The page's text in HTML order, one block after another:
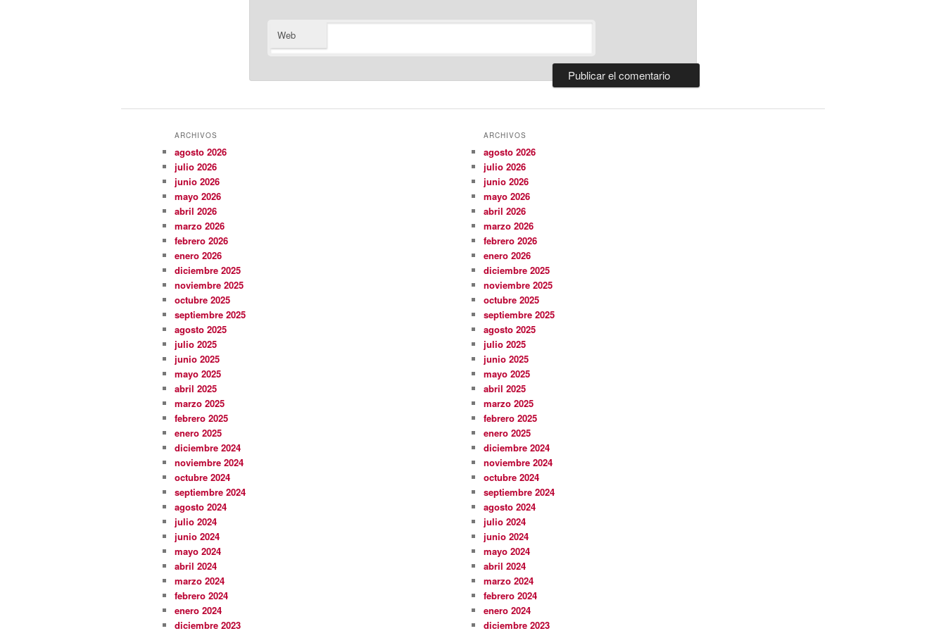
Web
ARCHIVOS
agosto 2026
julio 2026
junio 2026
mayo 2026
abril 2026
marzo 2026
febrero 2026
enero 2026
diciembre 2025
noviembre 2025
octubre 2025
septiembre 2025
agosto 2025
julio 2025
junio 2025
mayo 2025
abril 2025
marzo 2025
febrero 2025
enero 2025
diciembre 2024
noviembre 2024
octubre 2024
septiembre 2024
agosto 2024
julio 2024
junio 2024
mayo 2024
abril 2024
marzo 2024
febrero 2024
enero 2024
diciembre 2023
ARCHIVOS
agosto 2026
julio 2026
junio 2026
mayo 2026
abril 2026
marzo 2026
febrero 2026
enero 2026
diciembre 2025
noviembre 2025
octubre 2025
septiembre 2025
agosto 2025
julio 2025
junio 2025
mayo 2025
abril 2025
marzo 2025
febrero 2025
enero 2025
diciembre 2024
noviembre 2024
octubre 2024
septiembre 2024
agosto 2024
julio 2024
junio 2024
mayo 2024
abril 2024
marzo 2024
febrero 2024
enero 2024
diciembre 2023